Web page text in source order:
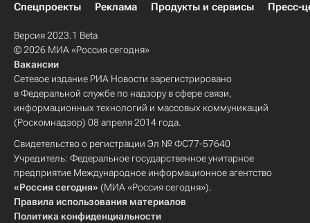
Спецпроекты
Реклама Продукты и сервисы Пресс-
Версия 2023.1 Beta
© 2026 МИА «Россия сегодня»
Вакансии
Сетевое издание РИА Новости зарегистрировано
в Федеральной службе по надзору в сфере связи,
информационных технологий и массовых коммуникаций
(Роскомнадзор) 08 апреля 2014 года.
Свидетельство о регистрации Эл № ФС77-57640
Учредитель: Федеральное государственное унитарное
предприятие Международное информационное агентство
«Россия сегодня» (МИА «Россия сегодня»).
Правила использования материалов
Политика конфиденциальности